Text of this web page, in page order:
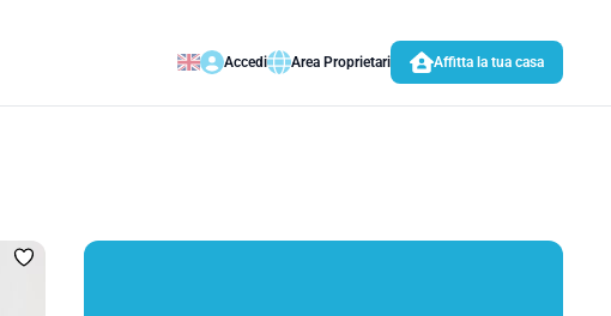
Accedi Area Proprietari Affitta la tua casa